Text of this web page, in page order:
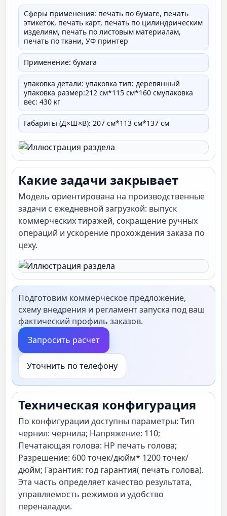
Сферы применения: печать по бумаге, печать
этикеток, печать карт, печать по цилиндрическим
изделиям, печать по листовым материалам,
печать по ткани, УФ принтер
Применение: бумага
упаковка детали: упаковка тип: деревянный
упаковка размер:212 см*115 см*160 смупаковка
вес: 430 кг
Габариты (Д×Ш×В): 207 см*113 см*137 см
Какие задачи закрывает
Модель ориентирована на производственные
задачи с ежедневной загрузкой: выпуск
коммерческих тиражей, сокращение ручных
операций и ускорение прохождения заказа по
цеху.
Подготовим коммерческое предложение,
схему внедрения и регламент запуска под ваш
фактический профиль заказов.
Запросить расчет
Уточнить по телефону
Техническая конфигурация
По конфигурации доступны параметры: Тип
чернил: чернила; Напряжение: 110;
Печатающая голова: HP печать голова;
Разрешение: 600 точек/дюйм* 1200 точек/
дюйм; Гарантия: год гарантия( печать голова).
Эта часть определяет качество результата,
управляемость режимов и удобство
переналадки.